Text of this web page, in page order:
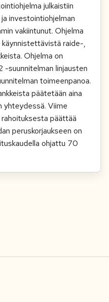
julkaistiin
investointiohjelman
vakiintunut. Ohjelma
raide-,
Ohjelma on
-suunnitelman linjausten
toimeenpanoa.
päätetään aina
yhteydessä. Viime
päättää
peruskorjaukseen on
ohjattu 70